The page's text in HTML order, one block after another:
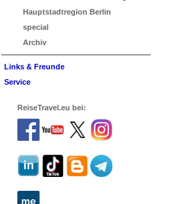
Hauptstadtregion Berlin
special
Archiv
Links & Freunde
Service
ReiseTravel.eu bei: